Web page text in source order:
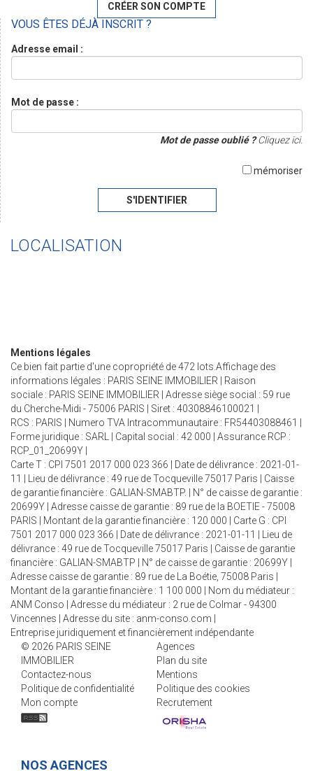
CRÉER SON COMPTE
VOUS ÊTES DÉJÀ INSCRIT ?
Adresse email :
Mot de passe :
Mot de passe oublié ?Cliquez ici.
mémoriser
S'IDENTIFIER
LOCALISATION
Mentions légales
Ce bien fait partie d'une copropriété de 472 lots.Affichage des
informations légales : PARIS SEINE IMMOBILIER | Raison
sociale : PARIS SEINE IMMOBILIER | Adresse siège social : 59 rue
du Cherche-Midi - 75006 PARIS | Siret : 40308846100021 |
RCS : PARIS | Numero TVA Intracommunautaire : FR54403088461 |
Forme juridique : SARL | Capital social : 42 000 | Assurance RCP :
RCP_01_20699Y |
Carte T : CPI 7501 2017 000 023 366 | Date de délivrance : 2021-01-
11 | Lieu de délivrance : 49 rue de Tocqueville 75017 Paris | Caisse
de garantie financière : GALIAN-SMABTP. | N° de caisse de garantie :
20699Y | Adresse caisse de garantie : 89 rue de la BOETIE - 75008
PARIS | Montant de la garantie financière : 120 000 | Carte G : CPI
7501 2017 000 023 366 | Date de délivrance : 2021-01-11 | Lieu de
délivrance : 49 rue de Tocqueville 75017 Paris | Caisse de garantie
financière : GALIAN-SMABTP | N° de caisse de garantie : 20699Y |
Adresse caisse de garantie : 89 rue de La Boétie, 75008 Paris |
Montant de la garantie financière : 1 100 000 | Nom du médiateur :
ANM Conso | Adresse du médiateur : 2 rue de Colmar - 94300
Vincennes | Adresse du site : anm-conso.com
Entreprise juridiquement et financièrement indépendante
© 2026 PARIS SEINE
IMMOBILIER
Agences
Plan du site
Contactez-nous
Mentions
Politique de confidentialité
Politique des cookies
Mon compte
Recrutement
NOS AGENCES